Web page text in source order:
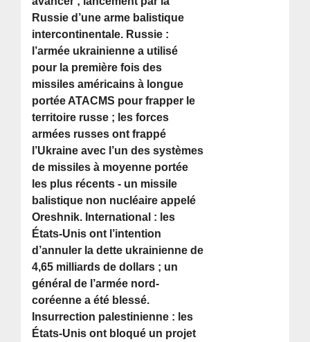
Russie d’une arme balistique
intercontinentale. Russie :
l’armée ukrainienne a utilisé
pour la première fois des
missiles américains à longue
portée ATACMS pour frapper le
territoire russe ; les forces
armées russes ont frappé
l’Ukraine avec l’un des systèmes
de missiles à moyenne portée
les plus récents - un missile
balistique non nucléaire appelé
Oreshnik. International : les
États-Unis ont l’intention
d’annuler la dette ukrainienne de
4,65 milliards de dollars ; un
général de l’armée nord-
coréenne a été blessé.
Insurrection palestinienne : les
États-Unis ont bloqué un projet